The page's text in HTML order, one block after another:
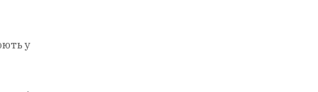
у